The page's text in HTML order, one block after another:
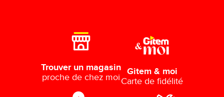
Trouver un magasin
proche de chez moi
Gitem & moi
Carte de fidélité